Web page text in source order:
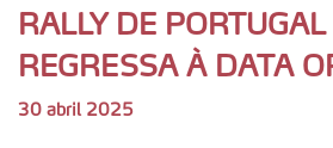
RALLY DE
REGRESSA À DATA
30 abril 2025